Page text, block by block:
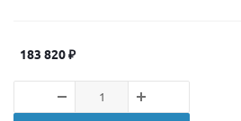
183 820₽